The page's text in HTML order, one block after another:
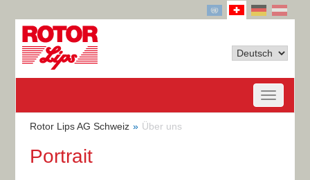
Rotor Lips AG Schweiz Über uns
Portrait